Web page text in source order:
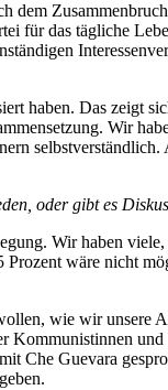
für das tägliche
haben. Das zeigt
Wir
selbstverständlich.
oder gibt es
Wir haben
wäre nicht
wie wir unsere
Kommunistinnen
Che Guevara